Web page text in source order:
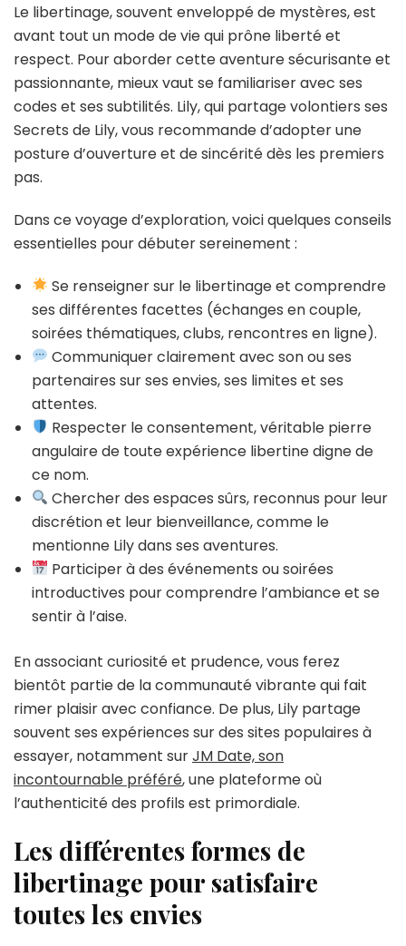
Le libertinage, souvent enveloppé de mystères, est
avant tout un mode de vie qui prône liberté et
respect. Pour aborder cette aventure sécurisante et
passionnante, mieux vaut se familiariser avec ses
codes et ses subtilités. Lily, qui partage volontiers ses
Secrets de Lily, vous recommande d’adopter une
posture d’ouverture et de sincérité dès les premiers
pas.
Dans ce voyage d’exploration, voici quelques conseils
essentielles pour débuter sereinement :
Se renseigner sur le libertinage et comprendre
ses différentes facettes (échanges en couple,
soirées thématiques, clubs, rencontres en ligne).
Communiquer clairement avec son ou ses
partenaires sur ses envies, ses limites et ses
attentes.
Respecter le consentement, véritable pierre
angulaire de toute expérience libertine digne de
ce nom.
Chercher des espaces sûrs, reconnus pour leur
discrétion et leur bienveillance, comme le
mentionne Lily dans ses aventures.
Participer à des événements ou soirées
introductives pour comprendre l’ambiance et se
sentir à l’aise.
En associant curiosité et prudence, vous ferez
bientôt partie de la communauté vibrante qui fait
rimer plaisir avec confiance. De plus, Lily partage
souvent ses expériences sur des sites populaires à
essayer, notamment surJM Date, son
incontournable préféré, une plateforme où
l’authenticité des profils est primordiale.
Les différentes formes de
libertinage pour satisfaire
toutes les envies